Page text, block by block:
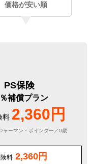
価格が安い順
PS保険
補償プラン
料 2,360円
ャーマン・ポインター／0歳
料 2,360円